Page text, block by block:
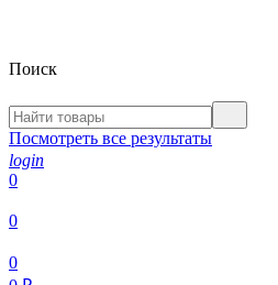
Поиск
Посмотреть все результаты
login
0
0
0